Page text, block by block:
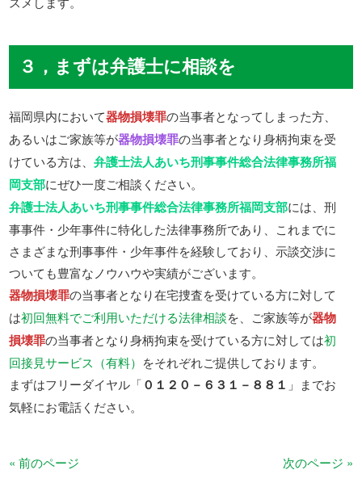
３，まずは弁護士に相談を
福岡県内において器物損壊罪の当事者となってしまった方、
あるいはご家族等が器物損壊罪の当事者となり身柄拘束を受
けている方は、弁護士法人あいち刑事事件総合法律事務所福
岡支部にぜひ一度ご相談ください。
弁護士法人あいち刑事事件総合法律事務所福岡支部には、刑
事事件・少年事件に特化した法律事務所であり、これまでに
さまざまな刑事事件・少年事件を経験しており、示談交渉に
ついても豊富なノウハウや実績がございます。
器物損壊罪の当事者となり在宅捜査を受けている方に対して
は初回無料でご利用いただける法律相談を、ご家族等が器物
損壊罪の当事者となり身柄拘束を受けている方に対しては初
回接見サービス（有料） をそれぞれご提供しております。
まずはフリーダイヤル「０１２０－６３１－８８１ 」までお
気軽にお電話ください。
« 前のページ 次のページ »